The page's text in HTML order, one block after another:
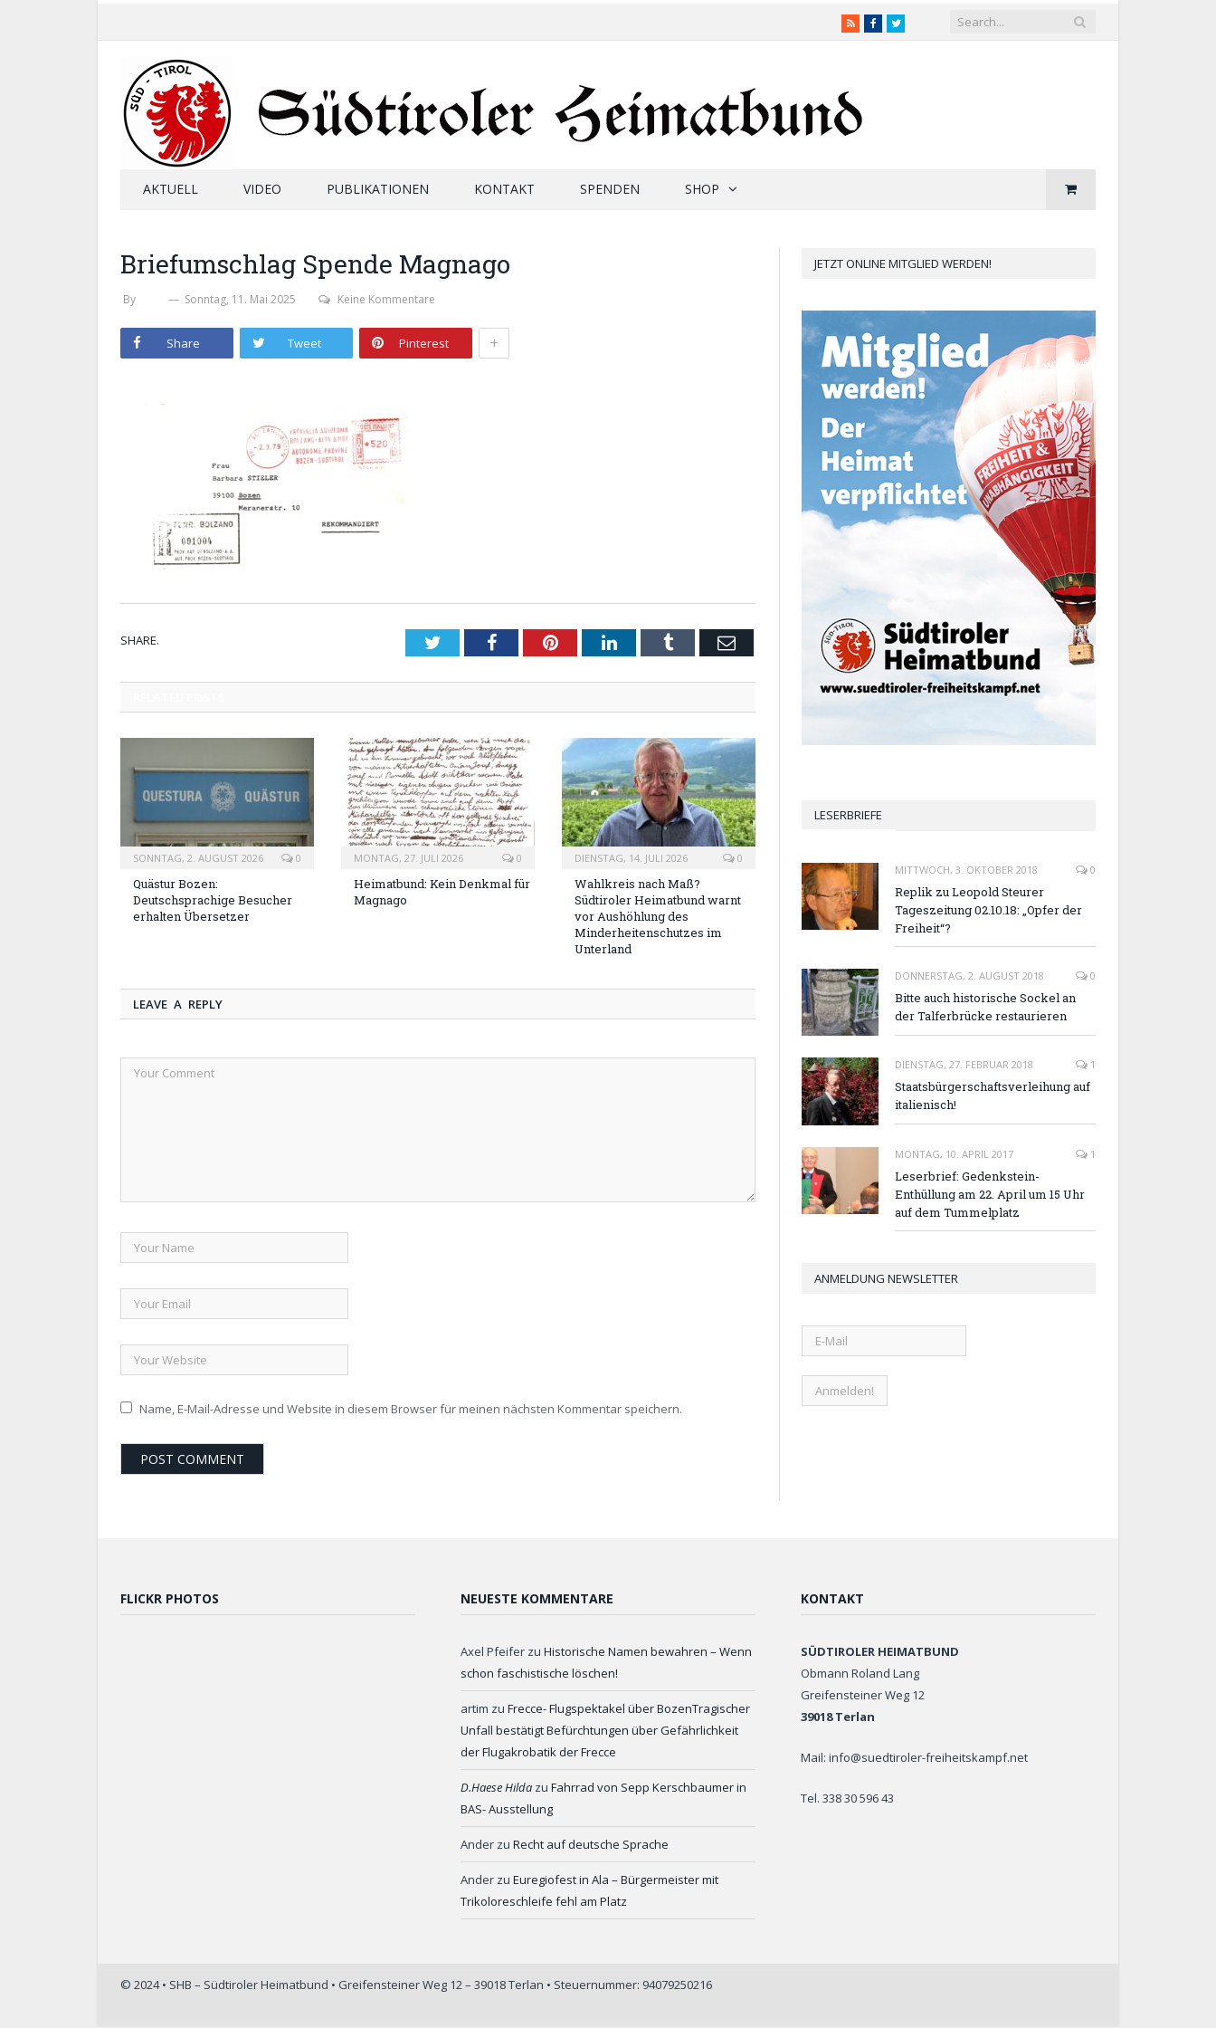
RSSFacebookTwitter
AKTUELL VIDEO PUBLIKATIONEN KONTAKT SPENDEN SHOP
Briefumschlag Spende Magnago
By Sonntag, 11. Mai 2025 Keine Kommentare
Share Tweet Pinterest +
SHARE. TwitterFacebookPinterestLinkedInTumblr Email
SONNTAG, 2. AUGUST 2026 0
Quästur Bozen:
Deutschsprachige Besucher
erhalten Übersetzer
MONTAG, 27. JULI 2026 0
Heimatbund: Kein Denkmal für
Magnago
DIENSTAG, 14. JULI 2026 0
Wahlkreis nach Maß?
Südtiroler Heimatbund warnt
vor Aushöhlung des
Minderheitenschutzes im
Unterland
LEAVE A REPLY
Name, E-Mail-Adresse und Website in diesem Browser für meinen nächsten Kommentar speichern.
JETZT ONLINE MITGLIED WERDEN!
LESERBRIEFE
MITTWOCH, 3. OKTOBER 2018 0
Replik zu Leopold Steurer
Tageszeitung 02.10.18: „Opfer der
Freiheit“?
DONNERSTAG, 2. AUGUST 2018 0
Bitte auch historische Sockel an
der Talferbrücke restaurieren
DIENSTAG, 27. FEBRUAR 2018 1
Staatsbürgerschaftsverleihung auf
italienisch!
MONTAG, 10. APRIL 2017 1
Leserbrief: Gedenkstein-
Enthüllung am 22. April um 15 Uhr
auf dem Tummelplatz
ANMELDUNG NEWSLETTER
FLICKR PHOTOS NEUESTE KOMMENTARE
Axel Pfeifer zu Historische Namen bewahren – Wenn
schon faschistische löschen!
artim zu Frecce- Flugspektakel über BozenTragischer
Unfall bestätigt Befürchtungen über Gefährlichkeit
der Flugakrobatik der Frecce
D.Haese Hilda zu Fahrrad von Sepp Kerschbaumer in
BAS- Ausstellung
Ander zu Recht auf deutsche Sprache
Ander zu Euregiofest in Ala – Bürgermeister mit
Trikoloreschleife fehl am Platz
KONTAKT
SÜDTIROLER HEIMATBUND
Obmann Roland Lang
Greifensteiner Weg 12
39018 Terlan
Mail: info@suedtiroler-freiheitskampf.net
Tel. 338 30 596 43
© 2024 • SHB – Südtiroler Heimatbund • Greifensteiner Weg 12 – 39018 Terlan • Steuernummer: 94079250216